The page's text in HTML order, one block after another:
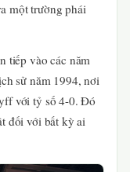
một trường phái
tiếp vào các năm
sử năm 1994, nơi
với tỷ số 4-0. Đó
đối với bất kỳ ai